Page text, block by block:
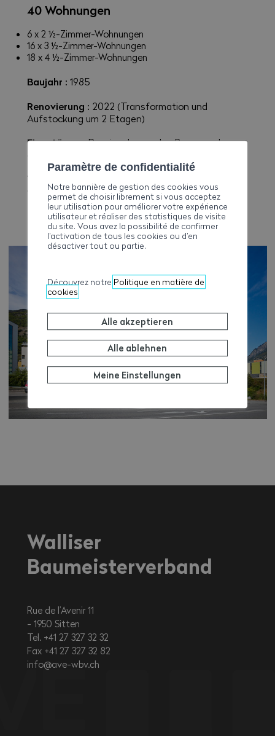
40 Wohnungen
6 x 2 ½-Zimmer-Wohnungen
16 x 3 ½-Zimmer-Wohnungen
18 x 4 ½-Zimmer-Wohnungen
Baujahr : 1985
Renovierung : 2022 (Transformation und
Aufstockung um 2 Etagen)
Eigentümer :Pensionskasse des Baugewerbes
Verwaltung :
027 723 51 91
Walliser
Baumeisterverband
Rue de l’Avenir 11
1950 Sitten
Tel. +41 27 327 32 32
Fax +41 27 327 32 82
info@ave-wbv.ch
Paramètre de confidentialité
Notre bannière de gestion des cookies vous
permet de choisir librement si vous acceptez
leur utilisation pour améliorer votre expérience
utilisateur et réaliser des statistiques de visite
du site. Vous avez la possibilité de confirmer
l’activation de tous les cookies ou d’en
désactiver tout ou partie.
Découvrez notre Politique en matière de
cookies
Alle akzeptieren
Alle ablehnen
Meine Einstellungen